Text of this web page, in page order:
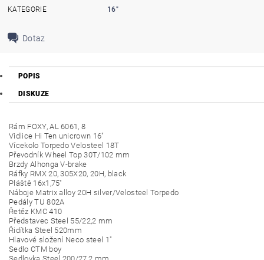
KATEGORIE
16"
Dotaz
POPIS
DISKUZE
Rám FOXY, AL 6061, 8
Vidlice Hi Ten unicrown 16"
Vícekolo Torpedo Velosteel 18T
Převodník Wheel Top 30T/102 mm
Brzdy Alhonga V-brake
Ráfky RMX 20, 305X20, 20H, black
Pláště 16x1,75"
Náboje Matrix alloy 20H silver/Velosteel Torpedo
Pedály TU 802A
Řetěz KMC 410
Představec Steel 55/22,2 mm
Řidítka Steel 520mm
Hlavové složení Neco steel 1"
Sedlo CTM boy